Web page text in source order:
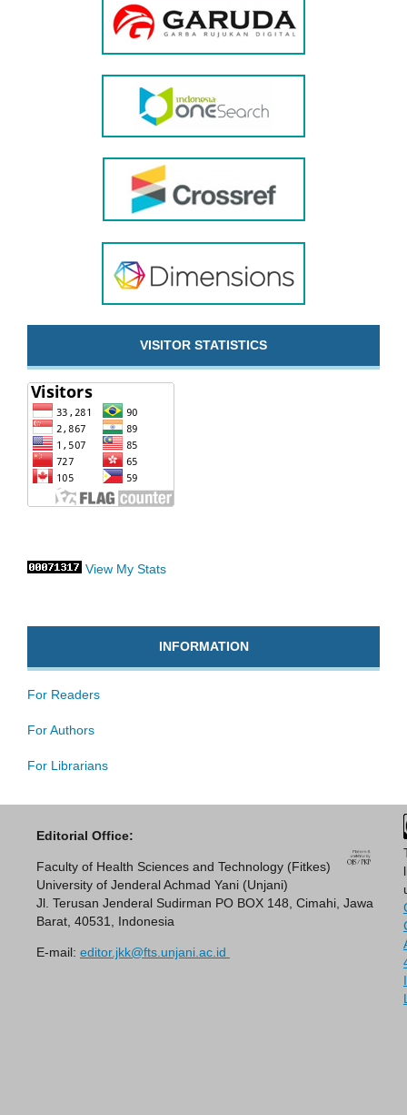
VISITOR STATISTICS
View My Stats
INFORMATION
For Readers
For Authors
For Librarians
Editorial Office:
Faculty of Health Sciences and Technology (Fitkes)
University of Jenderal Achmad Yani (Unjani)
Jl. Terusan Jenderal Sudirman PO BOX 148, Cimahi, Jawa
Barat, 40531, Indonesia
E-mail: editor.jkk@fts.unjani.ac.id